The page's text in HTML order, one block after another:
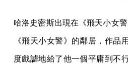
哈洛史密斯出現在《飛天小女
《飛天小女警》的鄰居，作品
度戲謔地給了他一個平庸到不